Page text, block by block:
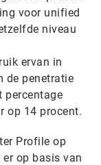
voor unified
niveau
ervan in
de penetratie
percentage
op 14 procent.
Profile op
op basis van